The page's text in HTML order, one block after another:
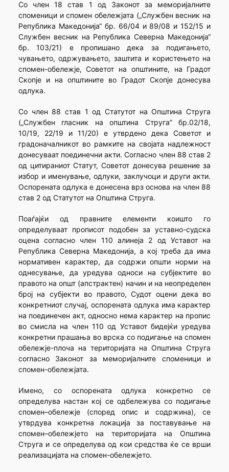
Со член 18 став 1 од Законот за меморијалните
споменици и спомен обележјата („Службен весник на
Република Македонија“ бр. 66/04 и 89/08 и 152/15 и
Службен весник на Република Северна Македонија“
бр. 103/21) е пропишано дека за подигањето,
чувањето, одржувањето, заштита и користењето на
спомен-обележје, Советот на општините, на Градот
Скопје и на општините во Градот Скопје донесува
одлука.
Со член 88 став 1 од Статутот на Општина Струга
(„Службен гласник на општина Струга” бр.02/18,
10/19, 22/19 и 11/20) е утврдено дека Советот и
градоначалникот во рамките на својата надлежност
донесуваат поединечни акти. Согласно член 88 став 2
од цитираниот Статут, Советот донесува решение за
избор и именување, одлуки, заклучоци и други акти.
Оспорената oдлука е донесена врз основа на член 88
став 2 од Статутот на Општина Струга.
Поаѓајќи од правните елементи коишто го
определуваат прописот подобен за уставно-судска
оцена согласно член 110 алинеја 2 од Уставот на
Република Северна Македонија, а кој треба да има
нормативен карактер, да содржи општи норми на
однесување, да уредува односи на субјектите во
правото на општ (апстрактен) начин и на неопределен
број на субјекти во правото, Судот оцени дека во
конкретниот случај, оспорената одлука има карактер
на поединечен акт, односно нема карактер на пропис
во смисла на член 110 од Уставот бидејќи уредува
конкретни прашања во врска со подигање на спомен
обележје-плоча на територијата на Општина Струга
согласно Законот за меморијалните споменици и
спомен-обележјата.
Имено, со оспорената одлука конкретно се
определува настан кој се одбележува со подигање
спомен–обележје (според опис и содржина), се
утврдува конкретна локација за поставување на
спомен–обележјето на територијата на Општина
Струга и се определува од кои средства ќе се врши
реализацијата на спомен-обележјето.